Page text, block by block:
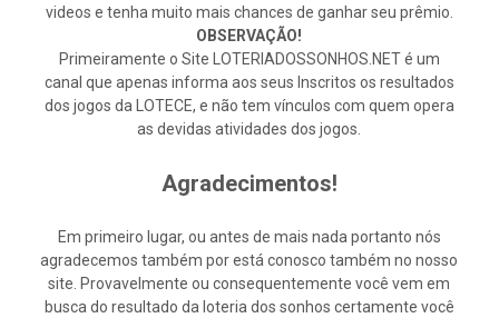
videos e tenha muito mais chances de ganhar seu prêmio.
OBSERVAÇÃO!
Primeiramente o Site LOTERIADOSSONHOS.NET é um
canal que apenas informa aos seus Inscritos os resultados
dos jogos da LOTECE, e não tem vínculos com quem opera
as devidas atividades dos jogos.
Agradecimentos!
Em primeiro lugar, ou antes de mais nada portanto nós
agradecemos também por está conosco também no nosso
site. Provavelmente ou consequentemente você vem em
busca do resultado da loteria dos sonhos certamente você